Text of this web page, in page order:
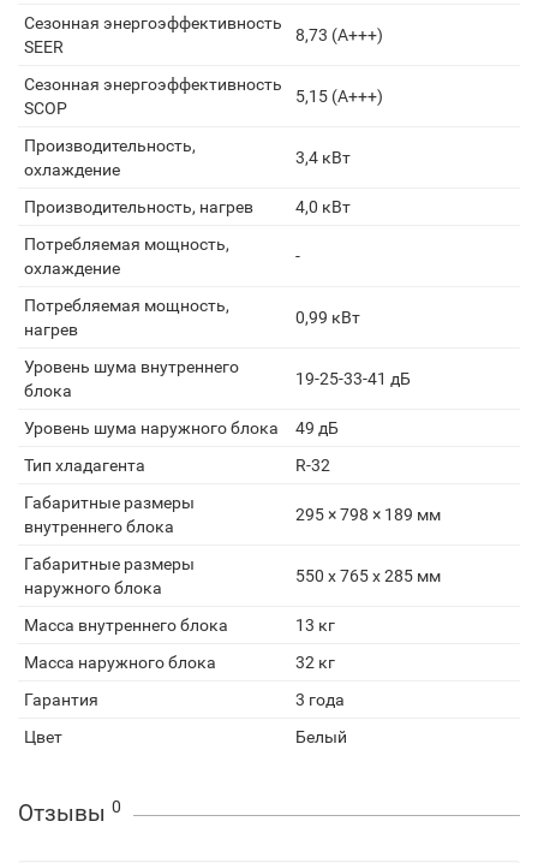
Сезонная энергоэффективность
SEER
8,73 (A+++)
Сезонная энергоэффективность
SCOP
5,15 (A+++)
Производительность,
охлаждение
3,4 кВт
Производительность, нагрев
4,0 кВт
Потребляемая мощность,
охлаждение
-
Потребляемая мощность,
нагрев
0,99 кВт
Уровень шума внутреннего
блока
19-25-33-41 дБ
Уровень шума наружного блока
49 дБ
Тип хладагента
R-32
Габаритные размеры
внутреннего блока
295 × 798 × 189 мм
Габаритные размеры
наружного блока
550 x 765 x 285 мм
Масса внутреннего блока
13 кг
Масса наружного блока
32 кг
Гарантия
3 года
Цвет
Белый
Отзывы 0